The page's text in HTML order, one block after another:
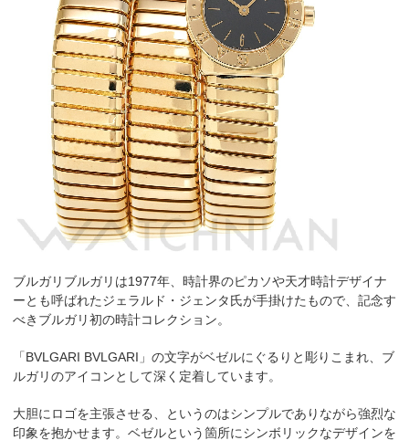
ブルガリブルガリは1977年、時計界のピカソや天才時計デザイナ
ーとも呼ばれたジェラルド・ジェンタ氏が手掛けたもので、記念す
べきブルガリ初の時計コレクション。
「BVLGARI BVLGARI」の文字がベゼルにぐるりと彫りこまれ、ブ
ルガリのアイコンとして深く定着しています。
大胆にロゴを主張させる、というのはシンプルでありながら強烈な
印象を抱かせます。ベゼルという箇所にシンボリックなデザインを